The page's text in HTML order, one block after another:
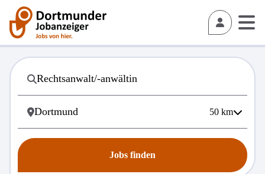
50 km
Jobs finden